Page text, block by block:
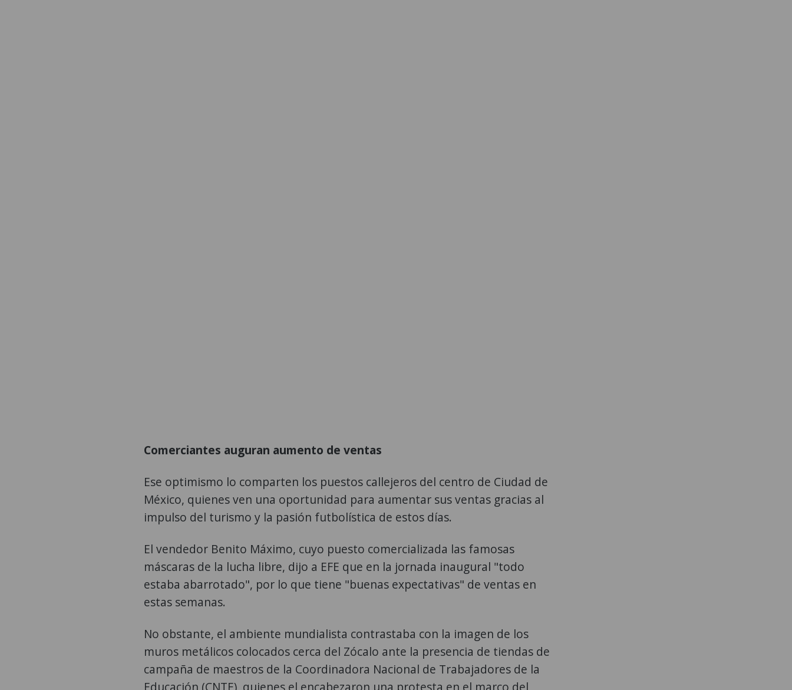
Comerciantes auguran aumento de ventas
Ese optimismo lo comparten los puestos callejeros del centro de Ciudad de
México, quienes ven una oportunidad para aumentar sus ventas gracias al
impulso del turismo y la pasión futbolística de estos días.
El vendedor Benito Máximo, cuyo puesto comercializada las famosas
máscaras de la lucha libre, dijo a EFE que en la jornada inaugural "todo
estaba abarrotado", por lo que tiene "buenas expectativas" de ventas en
estas semanas.
No obstante, el ambiente mundialista contrastaba con la imagen de los
muros metálicos colocados cerca del Zócalo ante la presencia de tiendas de
campaña de maestros de la Coordinadora Nacional de Trabajadores de la